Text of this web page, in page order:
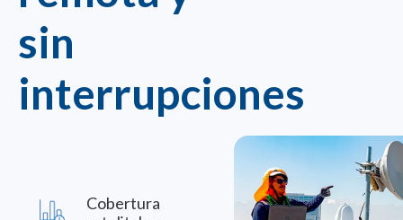
sin
interrupciones
Cobertura